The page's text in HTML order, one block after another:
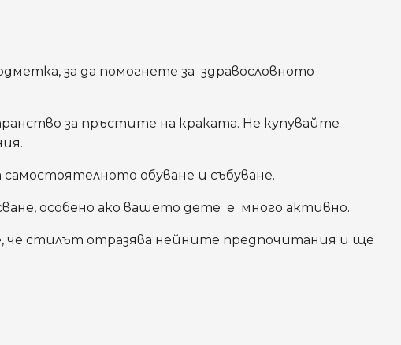
за да помогнете за здравословното
за пръстите на краката. Не купувайте
обуване и събуване.
особено ако вашето дете е много активно.
че стилът отразява нейните предпочитания и ще